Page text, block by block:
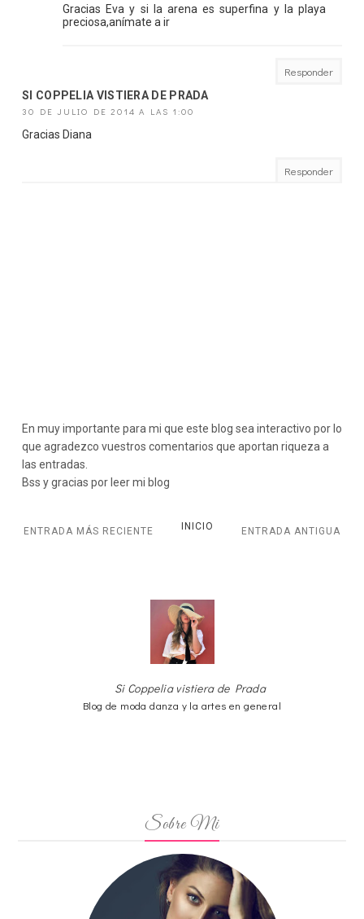
Gracias Eva y si la arena es superfina y la playa
preciosa,anímate a ir
Responder
SI COPPELIA VISTIERA DE PRADA
30 DE JULIO DE 2014 A LAS 1:00
Gracias Diana
Responder
En muy importante para mi que este blog sea interactivo por lo
que agradezco vuestros comentarios que aportan riqueza a
las entradas.
Bss y gracias por leer mi blog
ENTRADA MÁS RECIENTE ENTRADA ANTIGUA
INICIO
Si Coppelia vistiera de Prada
Blog de moda danza y la artes en general
Sobre Mi